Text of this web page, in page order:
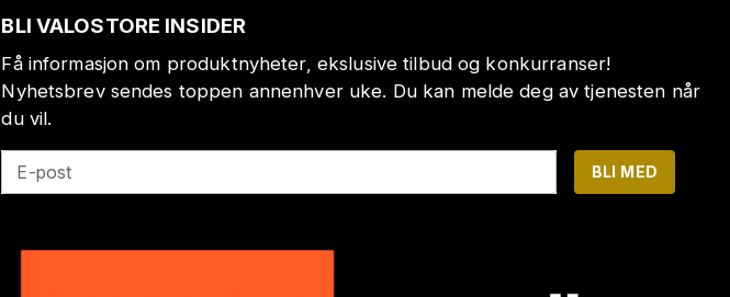
BLI VALOSTORE INSIDER
Få informasjon om produktnyheter, ekslusive tilbud og konkurranser!
Nyhetsbrev sendes toppen annenhver uke. Du kan melde deg av tjenesten når
du vil.
E-post BLI MED